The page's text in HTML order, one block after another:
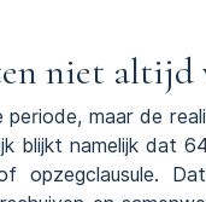
niet altijd
maar de
blijkt namelijk dat